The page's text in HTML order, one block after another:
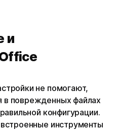
и
не помогают,
поврежденных файлах
конфигурации.
инструменты